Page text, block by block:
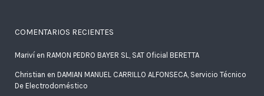
COMENTARIOS RECIENTES
Mariví en RAMON PEDRO BAYER SL, SAT Oficial BERETTA
Christian en DAMIAN MANUEL CARRILLO ALFONSECA, Servicio Técnico
De Electrodoméstico